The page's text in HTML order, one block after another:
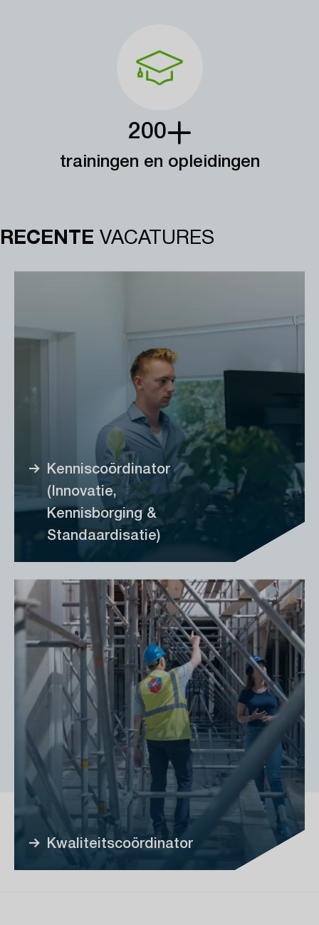
200
trainingen en opleidingen
RECENTE VACATURES
Kenniscoördinator
(Innovatie,
Kennisborging &
Standaardisatie)
Kwaliteitscoördinator
Accepteer social cookies om de video te bekijken